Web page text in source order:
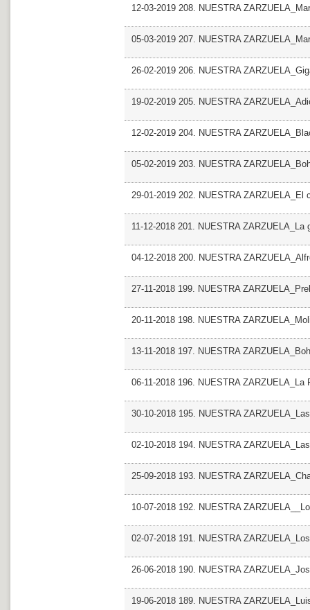
12-03-2019 208. NUESTRA
05-03-2019 207. NUESTRA
26-02-2019 206. NUESTRA
19-02-2019 205. NUESTRA
12-02-2019 204. NUESTRA
05-02-2019 203. NUESTRA
29-01-2019 202. NUESTRA ZARZUELA_El
11-12-2018 201. NUESTRA ZARZUELA_La
04-12-2018 200. NUESTRA
27-11-2018 199. NUESTRA
20-11-2018 198. NUESTRA
13-11-2018 197. NUESTRA
06-11-2018 196. NUESTRA ZARZUELA_La
30-10-2018 195. NUESTRA
02-10-2018 194. NUESTRA
25-09-2018 193. NUESTRA
10-07-2018 192. NUESTRA
02-07-2018 191. NUESTRA
26-06-2018 190. NUESTRA
19-06-2018 189. NUESTRA